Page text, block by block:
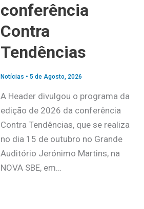
conferência
Contra
Tendências
Notícias • 5 de Agosto, 2026
A Header divulgou o programa da
edição de 2026 da conferência
Contra Tendências, que se realiza
no dia 15 de outubro no Grande
Auditório Jerónimo Martins, na
NOVA SBE, em…